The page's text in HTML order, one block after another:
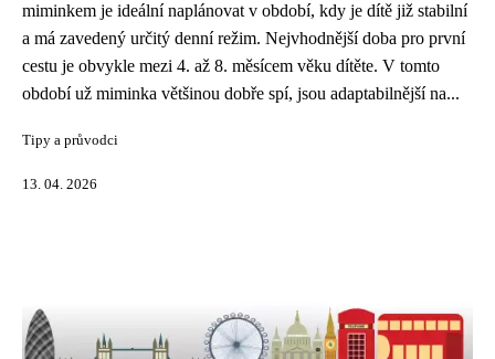
miminkem je ideální naplánovat v období, kdy je dítě již stabilní
a má zavedený určitý denní režim. Nejvhodnější doba pro první
cestu je obvykle mezi 4. až 8. měsícem věku dítěte. V tomto
období už miminka většinou dobře spí, jsou adaptabilnější na...
Tipy a průvodci
13. 04. 2026